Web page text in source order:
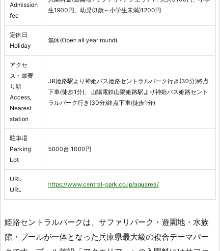
Admission
fee
生1900円、幼児(3歳～小学生未満)1200円
定休日
Holiday
無休(Open all year round)
アクセ
ス・最寄
り駅
Access,
Nearest
station
JR姫路駅より神姫バス姫路セントラルパーク行き(30分)終点
下車(徒歩1分)、山陽電鉄山陽姫路駅より神姫バス姫路セント
ラルパーク行き(30分)終点下車(徒歩1分)
駐車場
Parking
Lot
5000台 1000円
URL
URL
https://www.central-park.co.jp/aquarea/
姫路セントラルパークは、サファリパーク・遊園地・水族
館・プールが一体となった兵庫県最大級の複合テーマパー